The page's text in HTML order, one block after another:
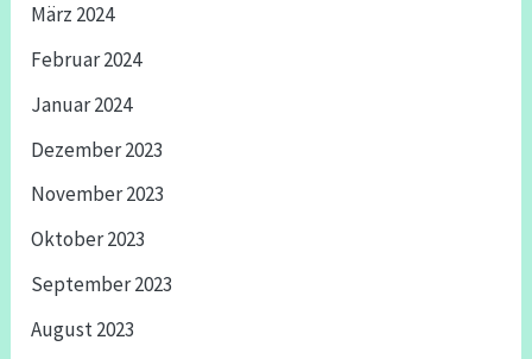
März 2024
Februar 2024
Januar 2024
Dezember 2023
November 2023
Oktober 2023
September 2023
August 2023